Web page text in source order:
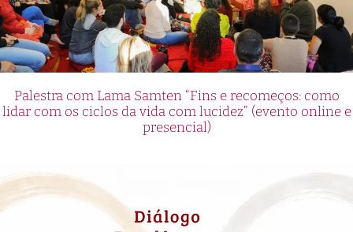
Palestra com Lama Samten “Fins e recomeços: como
lidar com os ciclos da vida com lucidez” (evento online e
presencial)